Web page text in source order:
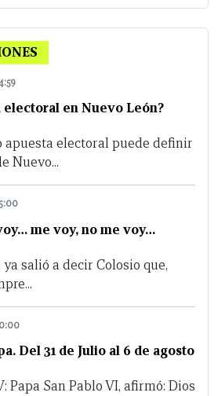
electoral en Nuevo León?
apuesta electoral puede definir
Nuevo...
me voy, no me voy…
salió a decir Colosio que,
Del 31 de Julio al 6 de agosto
Papa San Pablo VI, afirmó: Dios